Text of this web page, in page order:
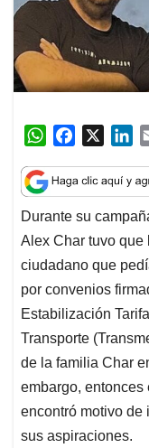
W
a
t
s
A
p
p
c
e
b
o
o
k
n
k
e
d
I
n
Durante su
Alex Char tuvo que
ciudadano que
por convenios
Estabilización
Transporte
de la familia Char
embargo,
encontró motivo de
sus aspiraciones.